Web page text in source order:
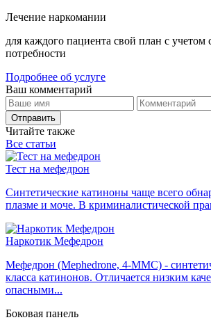
Лечение наркомании
для каждого пациента свой план с учетом
потребности
Подробнее об услуге
Ваш комментарий
Отправить
Читайте также
Все статьи
Тест на мефедрон
Синтетические катиноны чаще всего
плазме и моче. В криминалистической
Наркотик Мефедрон
Мефедрон (Mephedrone, 4-MMC) -
класса катинонов. Отличается низким
опасными...
Боковая панель